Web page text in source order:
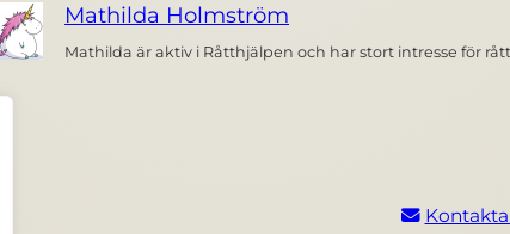
Mathilda Holmström
Mathilda är aktiv i Råtthjälpen och har stort intresse för